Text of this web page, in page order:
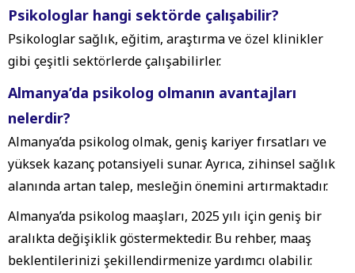
Psikologlar hangi sektörde çalışabilir?
Psikologlar sağlık, eğitim, araştırma ve özel klinikler
gibi çeşitli sektörlerde çalışabilirler.
Almanya’da psikolog olmanın avantajları
nelerdir?
Almanya’da psikolog olmak, geniş kariyer fırsatları ve
yüksek kazanç potansiyeli sunar. Ayrıca, zihinsel sağlık
alanında artan talep, mesleğin önemini artırmaktadır.
Almanya’da psikolog maaşları, 2025 yılı için geniş bir
aralıkta değişiklik göstermektedir. Bu rehber, maaş
beklentilerinizi şekillendirmenize yardımcı olabilir.